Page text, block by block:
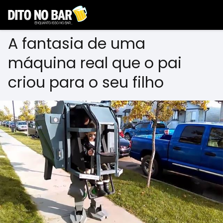
A fantasia de uma
máquina real que o pai
criou para o seu filho